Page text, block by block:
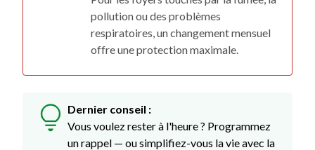
pollution ou des problèmes
respiratoires, un changement mensuel
offre une protection maximale.
Dernier conseil :
Vous voulez rester à l'heure ? Programmez
un rappel — ou simplifiez-vous la vie avec la